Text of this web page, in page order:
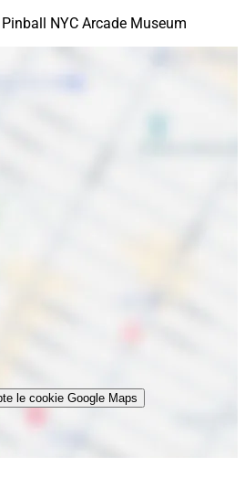
NYC Arcade Museum
le cookie Google Maps